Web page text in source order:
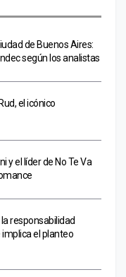
de Buenos Aires:
según los analistas
el icónico
y el líder de No Te Va
responsabilidad
el planteo